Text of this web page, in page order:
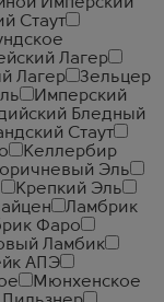
Стаут
Лагер
Лагер
Зельцер
Имперский
Бледный
Стаут
Келлербир
Эль
Крепкий Эль
Ламбрик
Фаро
Ламбик
АПЭ
Мюнхенское